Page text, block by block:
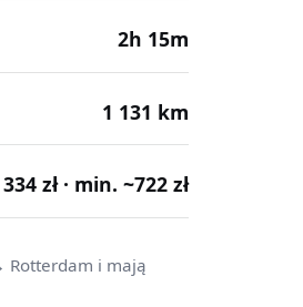
2h 15m
1 131 km
zł · min. ~722 zł
Rotterdam i mają